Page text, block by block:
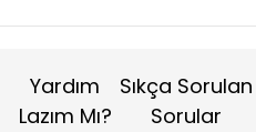
Yardım
Lazım Mı?
Sıkça Sorulan
Sorular